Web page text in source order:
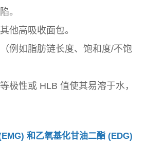
。
他高吸收面包。
例如脂肪链长度、饱和度/不饱
极性或 HLB 值使其易溶于水，
和乙氧基化甘油二酯 (EDG)